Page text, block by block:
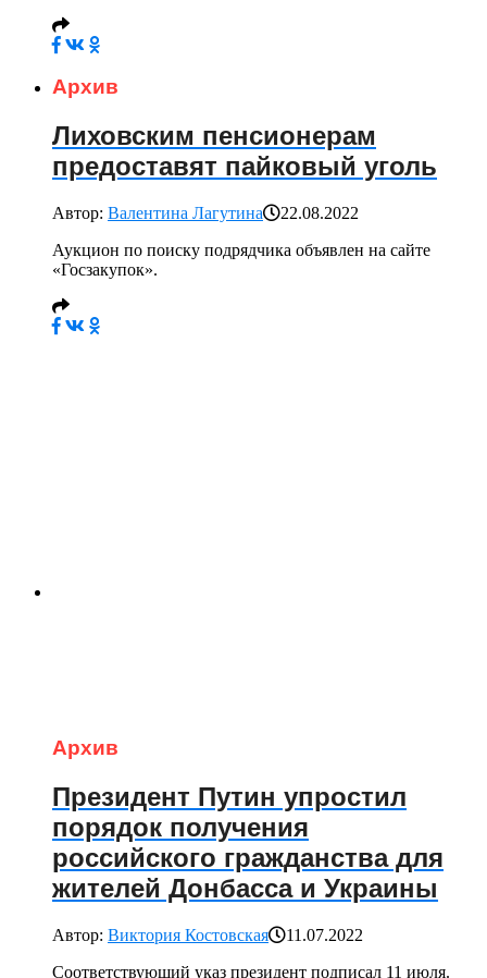
Архив
Лиховским пенсионерам
предоставят пайковый уголь
Автор: Валентина Лагутина
22.08.2022
Аукцион по поиску подрядчика объявлен на сайте
«Госзакупок».
Архив
Президент Путин упростил
порядок получения
российского гражданства для
жителей Донбасса и Украины
Автор: Виктория Костовская
11.07.2022
Соответствующий указ президент подписал 11 июля.